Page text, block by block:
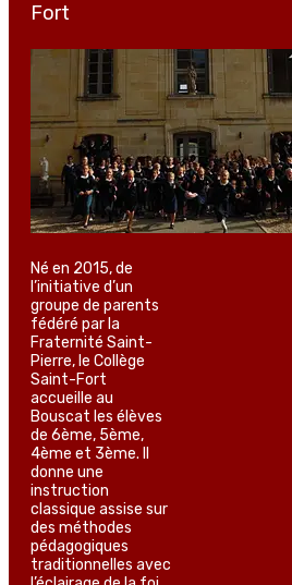
Fort
Né en 2015, de
l’initiative d’un
groupe de parents
fédéré par la
Fraternité Saint-
Pierre, le Collège
Saint-Fort
accueille au
Bouscat les élèves
de 6ème, 5ème,
4ème et 3ème. Il
donne une
instruction
classique assise sur
des méthodes
pédagogiques
traditionnelles avec